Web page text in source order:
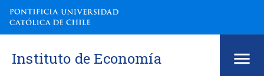
Instituto de Economía